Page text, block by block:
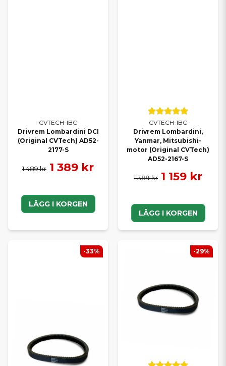
CVTECH-IBC
Drivrem Lombardini DCI
(Original CVTech) AD52-
2177-S
1 489 kr 1 389 kr
LÄGG I KORGEN
CVTECH-IBC
Drivrem Lombardini,
Yanmar, Mitsubishi-
motor (Original CVTech)
AD52-2167-S
1 389 kr 1 159 kr
LÄGG I KORGEN
-33% -29%